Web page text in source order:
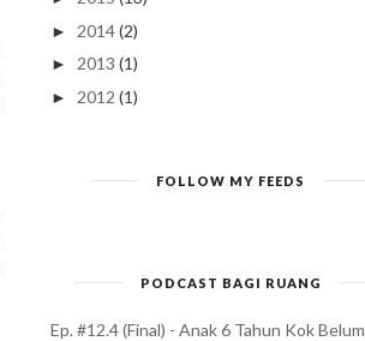
► 2014 (2)
► 2013 (1)
► 2012 (1)
FOLLOW MY FEEDS
PODCAST BAGI RUANG
Ep. #12.4 (Final) - Anak 6 Tahun Kok Belum